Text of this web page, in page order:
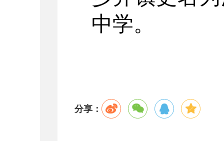
中学。
分享：